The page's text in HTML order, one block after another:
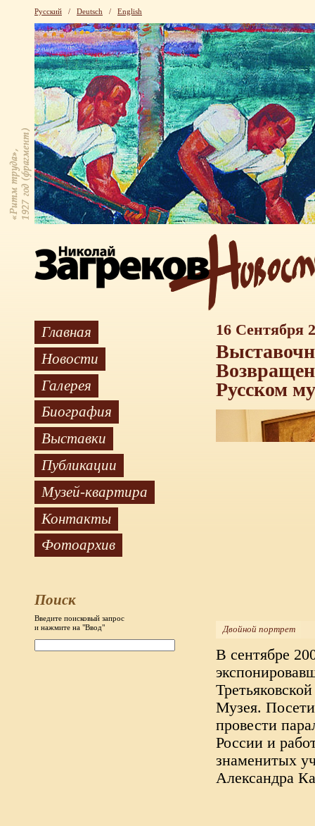
Русский / Deutsch / English
Главная
Новости
Галерея
Биография
Выставки
Публикации
Музей-квартира
Контакты
Фотоархив
Поиск
Введите поисковый запрос
и нажмите на "Ввод"
16 Сентября
Русском
Двойной портрет
В сентябре
Музея.
провести
России и
знаменитых
Александра